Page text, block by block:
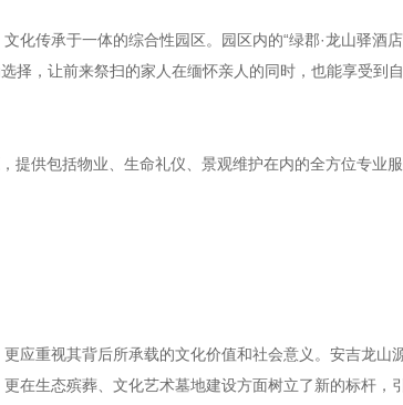
化传承于一体的综合性园区。园区内的“绿郡·龙山驿酒店
择，让前来祭扫的家人在缅怀亲人的同时，也能享受到
提供包括物业、生命礼仪、景观维护在内的全方位专业服
应重视其背后所承载的文化价值和社会意义。安吉龙山
在生态殡葬、文化艺术墓地建设方面树立了新的标杆，